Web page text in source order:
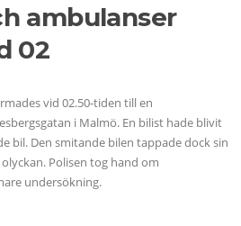
ambulanser
02
vid 02.50-tiden till en
i Malmö. En bilist hade blivit
bil. Den smitande bilen tappade dock sin
Polisen tog hand om
undersökning.